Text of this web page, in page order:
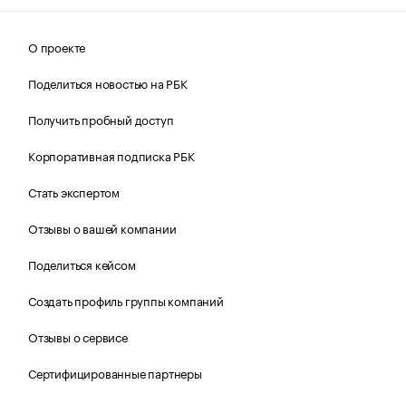
О проекте
Поделиться новостью на РБК
Получить пробный доступ
Корпоративная подписка РБК
Стать экспертом
Отзывы о вашей компании
Поделиться кейсом
Создать профиль группы компаний
Отзывы о сервисе
Сертифицированные партнеры